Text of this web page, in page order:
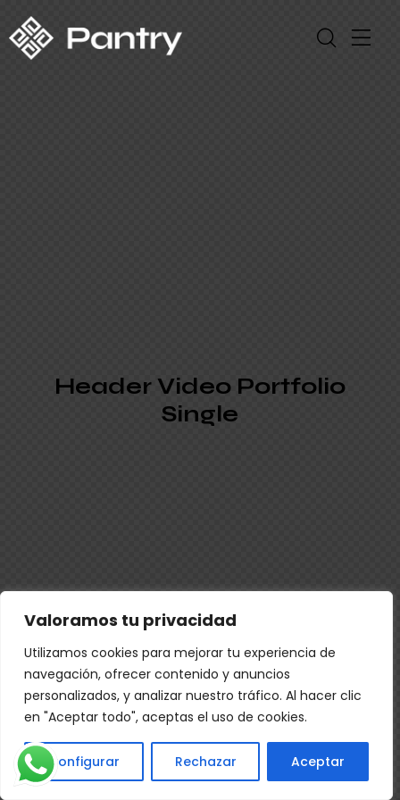
Valoramos tu privacidad
Utilizamos cookies para mejorar tu experiencia de
navegación, ofrecer contenido y anuncios
personalizados, y analizar nuestro tráfico. Al hacer clic
en "Aceptar todo", aceptas el uso de cookies.
Configurar Rechazar Aceptar
Header Video Portfolio
Single